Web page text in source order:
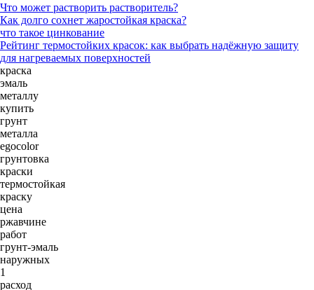
Что может растворить растворитель?
Как долго сохнет жаростойкая краска?
что такое цинкование
Рейтинг термостойких красок: как выбрать надёжную защиту
для нагреваемых поверхностей
краска
эмаль
металлу
купить
грунт
металла
egocolor
грунтовка
краски
термостойкая
краску
цена
ржавчине
работ
грунт-эмаль
наружных
1
расход